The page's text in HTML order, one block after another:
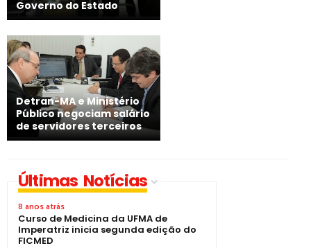
Governo do Estado
Detran-MA e Ministério
Público negociam salário
de servidores terceiros
Últimas Notícias
8 anos atrás
Curso de Medicina da UFMA de
Imperatriz inicia segunda edição do
FICMED